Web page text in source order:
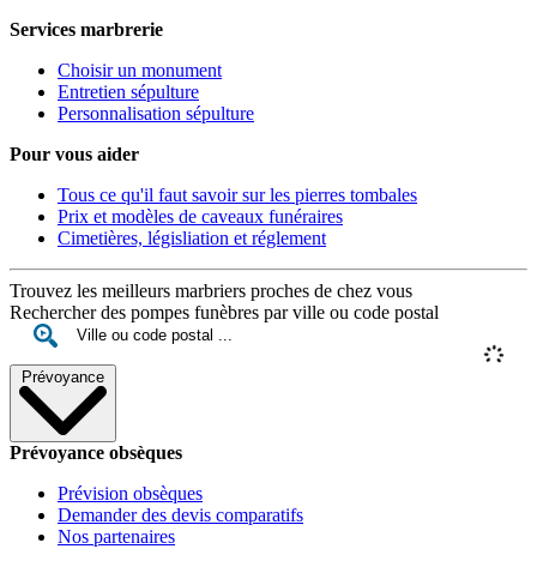
Services marbrerie
Choisir un monument
Entretien sépulture
Personnalisation sépulture
Pour vous aider
Tous ce qu'il faut savoir sur les pierres tombales
Prix et modèles de caveaux funéraires
Cimetières, législiation et réglement
Trouvez les meilleurs marbriers proches de chez vous
Rechercher des pompes funèbres par ville ou code postal
Prévoyance
Prévoyance obsèques
Prévision obsèques
Demander des devis comparatifs
Nos partenaires